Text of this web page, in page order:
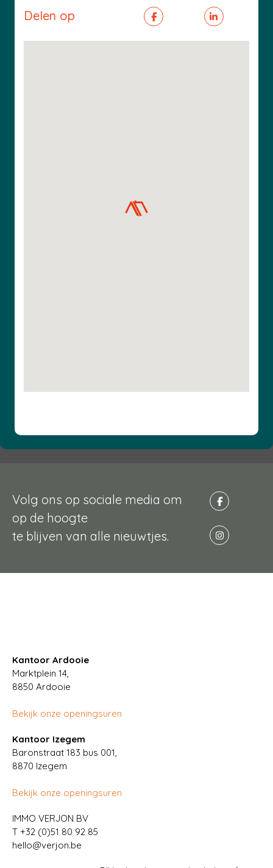
Delen op
Volg ons op sociale media om
op de hoogte
te blijven van alle nieuwtjes.
Kantoor Ardooie
Marktplein 14,
8850 Ardooie
Bekijk onze openingsuren
Kantoor Izegem
Baronstraat 183 bus 001,
8870 Izegem
Bekijk onze openingsuren
IMMO VERJON BV
T +32 (0)51 80 92 85
hello@verjon.be